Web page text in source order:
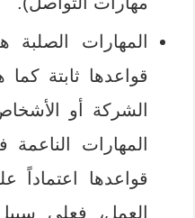
المهارات
قواعدها ثابتة
الشركة أو
المهارات الناعمة
قواعدها اعتماداً
العمل، فعلى